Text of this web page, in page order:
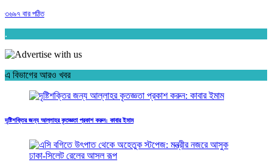
৩৬৯৭ বার পঠিত
.
এ বিভাগের আরও খবর
দৃষ্টিশক্তির জন্য আল্লাহর কৃতজ্ঞতা প্রকাশ করুন: কাবার ইমাম